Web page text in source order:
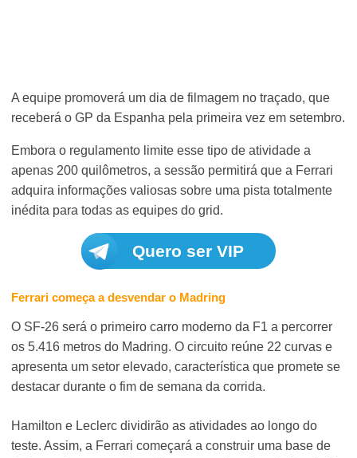
A equipe promoverá um dia de filmagem no traçado, que
receberá o GP da Espanha pela primeira vez em setembro.
Embora o regulamento limite esse tipo de atividade a
apenas 200 quilômetros, a sessão permitirá que a Ferrari
adquira informações valiosas sobre uma pista totalmente
inédita para todas as equipes do grid.
Quero ser VIP
Ferrari começa a desvendar o Madring
O SF-26 será o primeiro carro moderno da F1 a percorrer
os 5.416 metros do Madring. O circuito reúne 22 curvas e
apresenta um setor elevado, característica que promete se
destacar durante o fim de semana da corrida.
Hamilton e Leclerc dividirão as atividades ao longo do
teste. Assim, a Ferrari começará a construir uma base de